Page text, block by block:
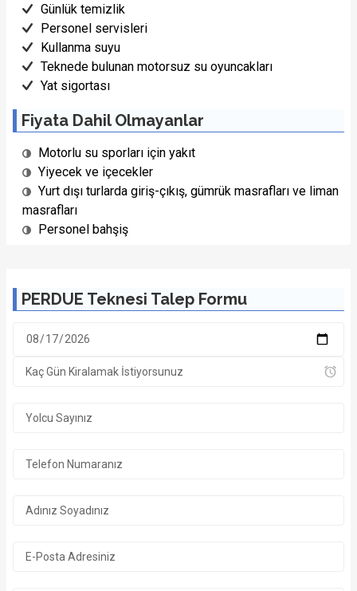
1/22 Fotoğraf
Günlük temizlik
Personel servisleri
Kullanma suyu
Teknede bulunan motorsuz su oyuncakları
Yat sigortası
Fiyata Dahil Olmayanlar
Motorlu su sporları için yakıt
Yiyecek ve içecekler
Yurt dışı turlarda giriş-çıkış, gümrük masrafları ve liman
masrafları
Personel bahşiş
PERDUE Teknesi Talep Formu